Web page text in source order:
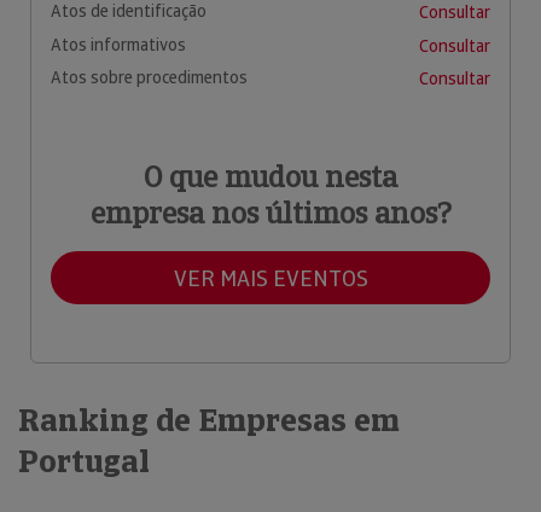
Atos de identificação
Consultar
Atos informativos
Consultar
Atos sobre procedimentos
Consultar
O que mudou nesta
empresa nos últimos anos?
VER MAIS EVENTOS
Ranking de Empresas em
Portugal